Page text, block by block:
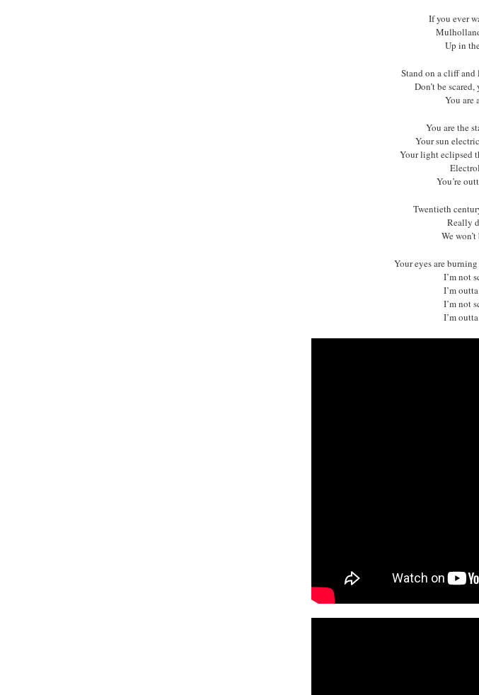
If you ever
Up in
Stand on a cliff
Don’t be
You are
You are the
Your sun
Your light eclipsed
You’re
Twentieth
Really
We
Your eyes are
I’m not
I’m
I’m not
I’m